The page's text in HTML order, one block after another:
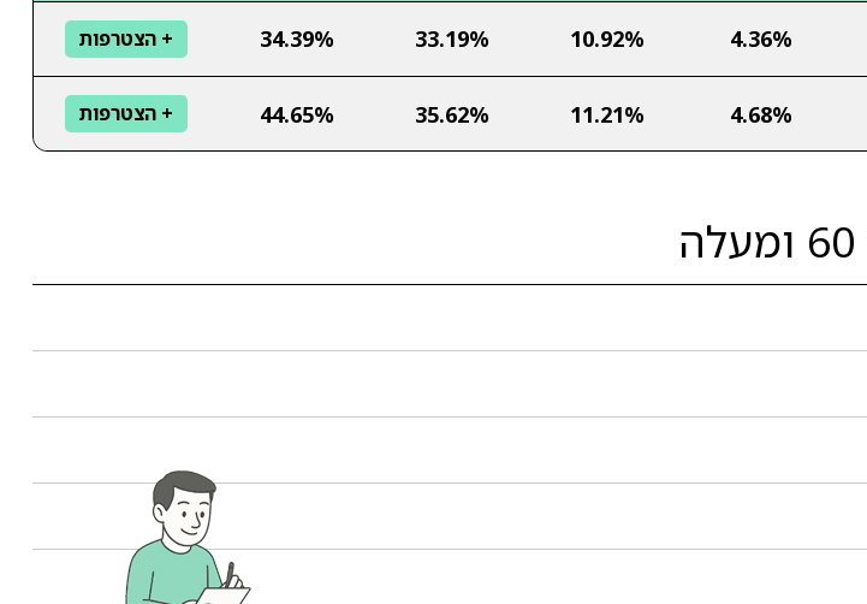
4.36%
10.92%
33.19%
34.39% + הצטרפות
4.68%
11.21%
35.62%
44.65% + הצטרפות